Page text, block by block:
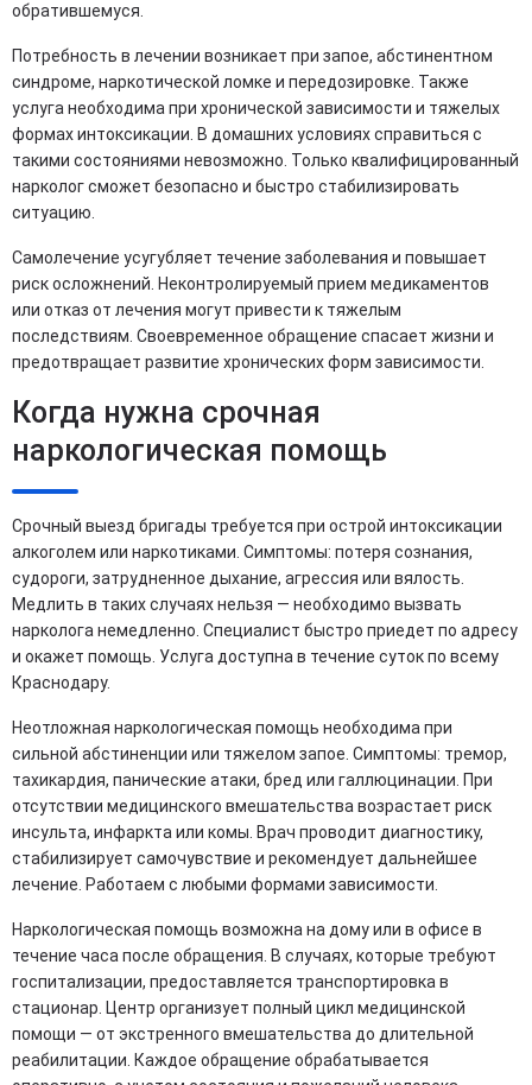
обратившемуся.
Потребность в лечении возникает при запое, абстинентном
синдроме, наркотической ломке и передозировке. Также
услуга необходима при хронической зависимости и тяжелых
формах интоксикации. В домашних условиях справиться с
такими состояниями невозможно. Только квалифицированный
нарколог сможет безопасно и быстро стабилизировать
ситуацию.
Самолечение усугубляет течение заболевания и повышает
риск осложнений. Неконтролируемый прием медикаментов
или отказ от лечения могут привести к тяжелым
последствиям. Своевременное обращение спасает жизни и
предотвращает развитие хронических форм зависимости.
Когда нужна срочная
наркологическая помощь
Срочный выезд бригады требуется при острой интоксикации
алкоголем или наркотиками. Симптомы: потеря сознания,
судороги, затрудненное дыхание, агрессия или вялость.
Медлить в таких случаях нельзя — необходимо вызвать
нарколога немедленно. Специалист быстро приедет по адресу
и окажет помощь. Услуга доступна в течение суток по всему
Краснодару.
Неотложная наркологическая помощь необходима при
сильной абстиненции или тяжелом запое. Симптомы: тремор,
тахикардия, панические атаки, бред или галлюцинации. При
отсутствии медицинского вмешательства возрастает риск
инсульта, инфаркта или комы. Врач проводит диагностику,
стабилизирует самочувствие и рекомендует дальнейшее
лечение. Работаем с любыми формами зависимости.
Наркологическая помощь возможна на дому или в офисе в
течение часа после обращения. В случаях, которые требуют
госпитализации, предоставляется транспортировка в
стационар. Центр организует полный цикл медицинской
помощи — от экстренного вмешательства до длительной
реабилитации. Каждое обращение обрабатывается